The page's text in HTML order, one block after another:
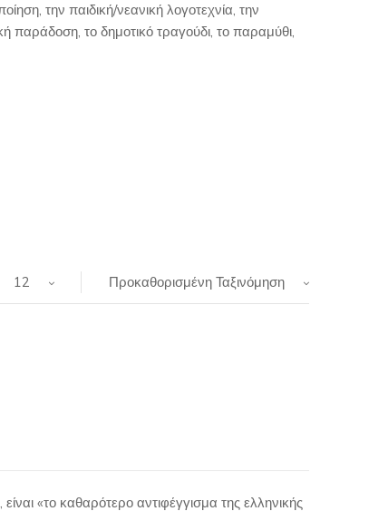
την παιδική/νεανική λογοτεχνία, την
παράδοση, το δημοτικό τραγούδι, το παραμύθι,
Προκαθορισμένη Ταξινόμηση
12
«το καθαρότερο αντιφέγγισμα της ελληνικής